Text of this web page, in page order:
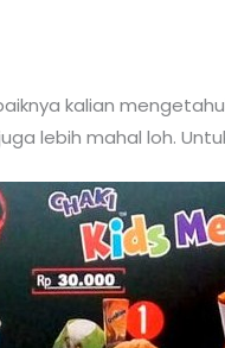
kalian
lebih mahal loh.